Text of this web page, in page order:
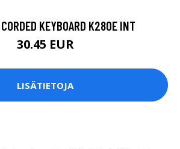
KEYBOARD K280E INT
30.45 EUR
LISÄTIETOJA